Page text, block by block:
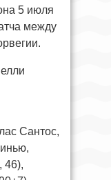
5 июля
между
Сантос,
46),